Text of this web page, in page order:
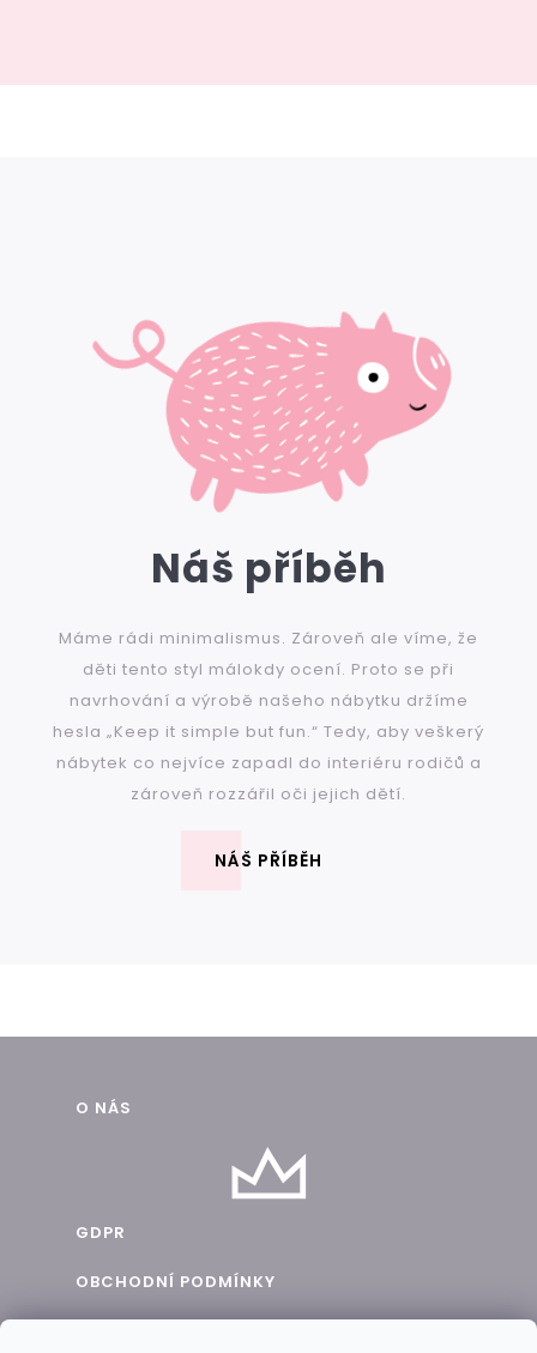
Náš příběh
Máme rádi minimalismus. Zároveň ale víme, že
děti tento styl málokdy ocení. Proto se při
navrhování a výrobě našeho nábytku držíme
hesla „Keep it simple but fun.“ Tedy, aby veškerý
nábytek co nejvíce zapadl do interiéru rodičů a
zároveň rozzářil oči jejich dětí.
NÁŠ PŘÍBĚH
í
O NÁS
GDPR
OBCHODNÍ PODMÍNKY